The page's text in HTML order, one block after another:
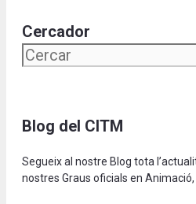
Cercador
Blog del CITM
Segueix al nostre Blog tota
nostres Graus oficials en